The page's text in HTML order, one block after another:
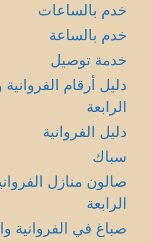
خدم بالساعات
خدم بالساعة
خدمة توصيل
دليل أرقام
الرابعة
دليل الفروانية
سباك
صالون منازل
الرابعة
صباغ في الفروانية